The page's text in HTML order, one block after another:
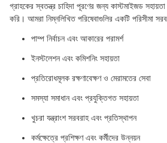
গ্রাহকের স্বতন্ত্র চাহিদা পূরণের জন্য কাস্টমাইজড সহায়তা
করি। আমরা নিম্নলিখিত পরিষেবাগুলির একটি পরিসীমা
পাম্প নির্বাচন এবং আকারের পরামর্শ
ইনস্টলেশন এবং কমিশনিং সহায়তা
প্রতিরোধমূলক রক্ষণাবেক্ষণ ও মেরামতের সেবা
সমস্যা সমাধান এবং প্রযুক্তিগত সহায়তা
খুচরা যন্ত্রাংশ সরবরাহ এবং প্রতিস্থাপন
কর্মক্ষেত্রে প্রশিক্ষণ এবং কর্মীদের উন্নয়ন